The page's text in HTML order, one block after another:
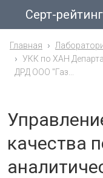
Серт-
Главная
УКК по ХАН
ДРД ООО "Газ...
качества